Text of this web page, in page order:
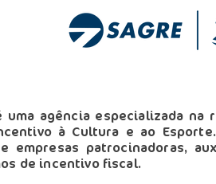
é uma agência especializada
à Cultura e ao
empresas patrocinadoras,
de incentivo fiscal.